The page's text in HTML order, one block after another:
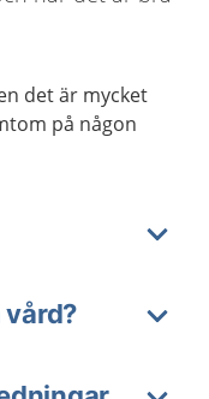
det är mycket
på någon
vård?